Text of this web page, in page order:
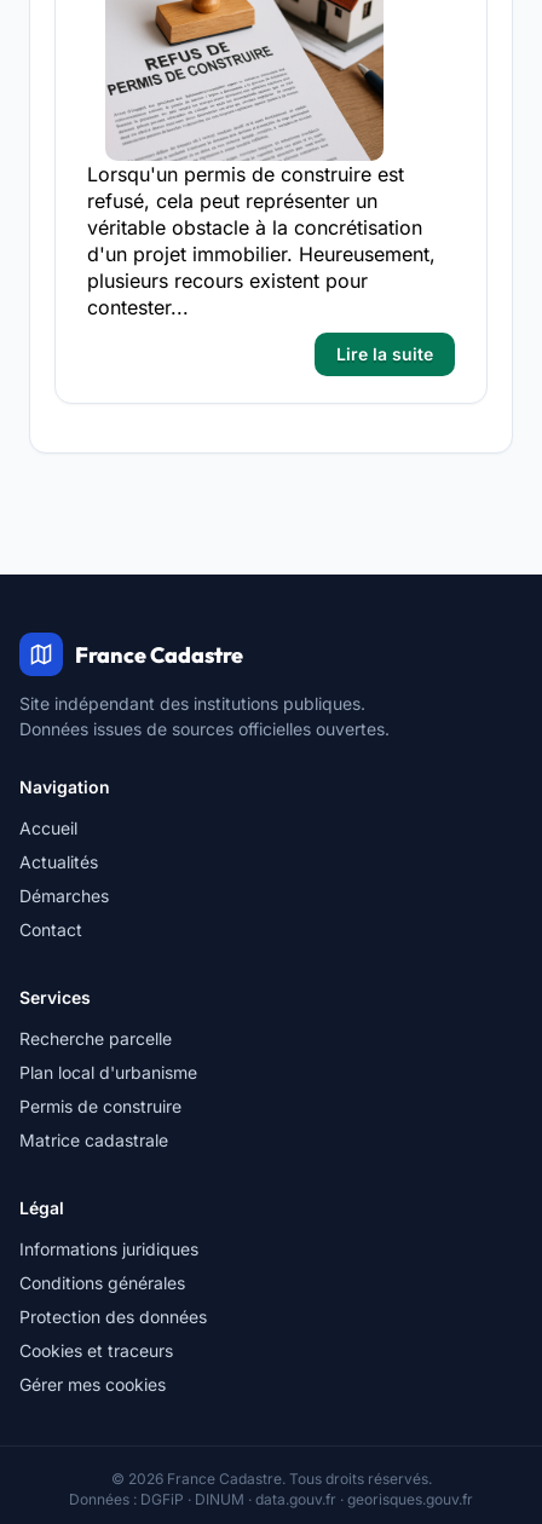
Lorsqu'un permis de construire est
refusé, cela peut représenter un
véritable obstacle à la concrétisation
d'un projet immobilier. Heureusement,
plusieurs recours existent pour
contester...
Lire la suite
France Cadastre
Site indépendant des institutions publiques.
Données issues de sources officielles ouvertes.
Navigation
Accueil
Actualités
Démarches
Contact
Services
Recherche parcelle
Plan local d'urbanisme
Permis de construire
Matrice cadastrale
Légal
Informations juridiques
Conditions générales
Protection des données
Cookies et traceurs
Gérer mes cookies
© 2026 France Cadastre. Tous droits réservés.
Données : DGFiP · DINUM · data.gouv.fr · georisques.gouv.fr